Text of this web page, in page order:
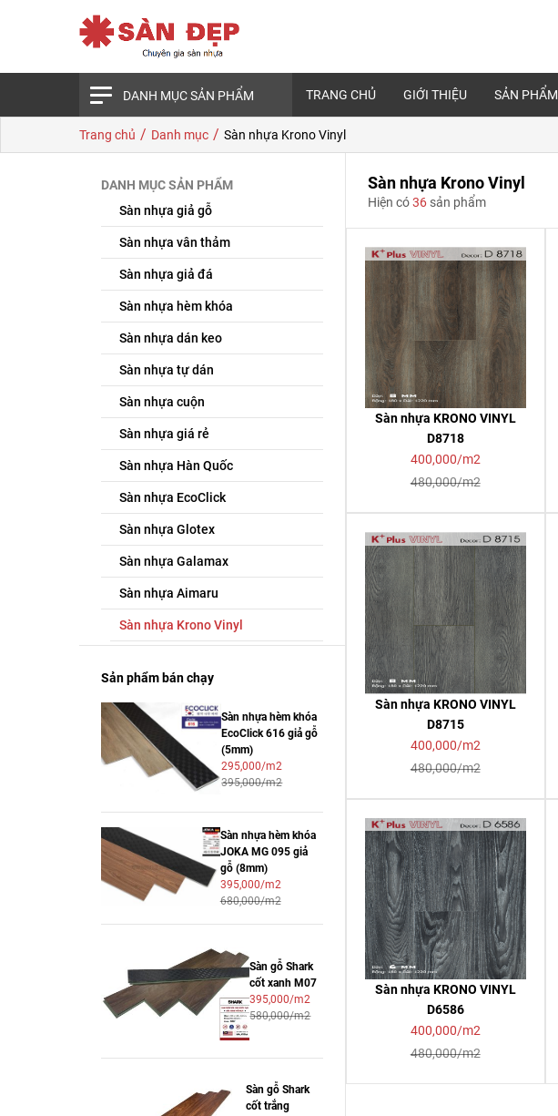
DANH MỤC SẢN PHẨM TRANG CHỦ GIỚI THIỆU SẢN PHẨM
Trang chủ / Danh mục / Sàn nhựa Krono Vinyl
DANH MỤC SẢN PHẨM
Sàn nhựa giả gỗ
Sàn nhựa vân thảm
Sàn nhựa giả đá
Sàn nhựa hèm khóa
Sàn nhựa dán keo
Sàn nhựa tự dán
Sàn nhựa cuộn
Sàn nhựa giá rẻ
Sàn nhựa Hàn Quốc
Sàn nhựa EcoClick
Sàn nhựa Glotex
Sàn nhựa Galamax
Sàn nhựa Aimaru
Sàn nhựa Krono Vinyl
Sản phẩm bán chạy
Sàn nhựa hèm khóa
EcoClick 616 giả gỗ
(5mm)
295,000/m2
395,000/m2
Sàn nhựa hèm khóa
JOKA MG 095 giả
gỗ (8mm)
395,000/m2
680,000/m2
Sàn gỗ Shark
cốt xanh M07
395,000/m2
580,000/m2
Sàn gỗ Shark
cốt trắng
Sàn nhựa Krono Vinyl
Hiện có36sản phẩm
Sàn nhựa KRONO VINYL
D8718
400,000/m2
480,000/m2
Sàn nhựa KRONO VINYL
D8715
400,000/m2
480,000/m2
Sàn nhựa KRONO VINYL
D6586
400,000/m2
480,000/m2